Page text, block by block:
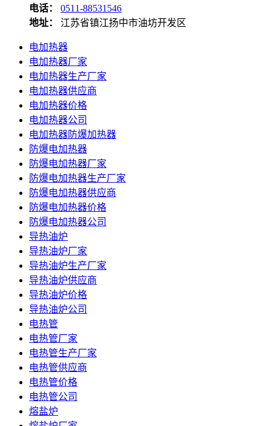
电话：
0511-88531546
地址：
江苏省镇江扬中市油坊开发区
电加热器
电加热器厂家
电加热器生产厂家
电加热器供应商
电加热器价格
电加热器公司
电加热器防爆加热器
防爆电加热器
防爆电加热器厂家
防爆电加热器生产厂家
防爆电加热器供应商
防爆电加热器价格
防爆电加热器公司
导热油炉
导热油炉厂家
导热油炉生产厂家
导热油炉供应商
导热油炉价格
导热油炉公司
电热管
电热管厂家
电热管生产厂家
电热管供应商
电热管价格
电热管公司
熔盐炉